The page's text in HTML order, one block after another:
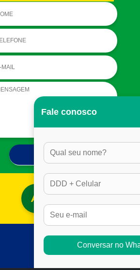
ACESSAR BLOG
Fale conosco
Conversar no